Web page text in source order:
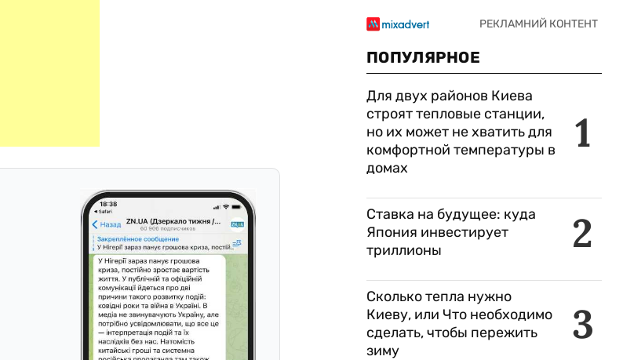
ПОПУЛЯРНОЕ
1
Для двух районов Киева
строят тепловые станции,
но их может не хватить для
комфортной температуры в
домах
2
Ставка на будущее: куда
Япония инвестирует
триллионы
3
Сколько тепла нужно
Киеву, или Что необходимо
сделать, чтобы пережить
зиму